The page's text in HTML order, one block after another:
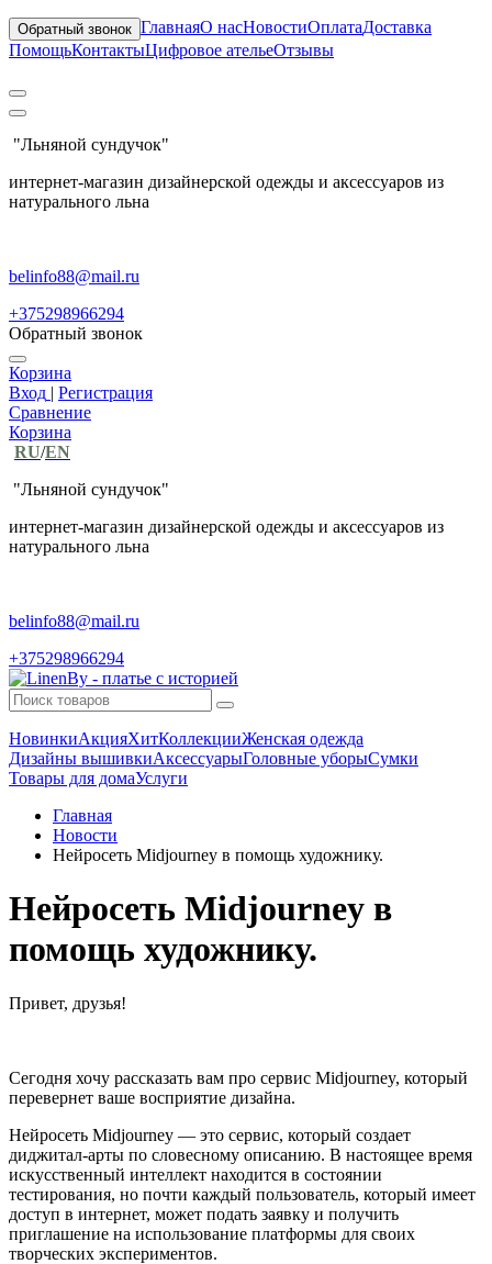
Обратный звонок ГлавнаяО насНовостиОплатаДоставка
ПомощьКонтактыЦифровое ательеОтзывы
"Льняной сундучок"
интернет-магазин дизайнерской одежды и аксессуаров из
натурального льна
belinfo88@mail.ru
+375298966294
Обратный звонок
Корзина
Вход | Регистрация
Сравнение
Корзина
RU/EN
"Льняной сундучок"
интернет-магазин дизайнерской одежды и аксессуаров из
натурального льна
belinfo88@mail.ru
+375298966294
НовинкиАкцияХитКоллекцииЖенская одежда
Дизайны вышивкиАксессуарыГоловные уборыСумки
Товары для домаУслуги
Главная
Новости
Нейросеть Midjourney в помощь художнику.
Нейросеть Midjourney в
помощь художнику.
Привет, друзья!
Сегодня хочу рассказать вам про сервис Midjourney, который
перевернет ваше восприятие дизайна.
Нейросеть Midjourney — это сервис, который создает
диджитал-арты по словесному описанию. В настоящее время
искусственный интеллект находится в состоянии
тестирования, но почти каждый пользователь, который имеет
доступ в интернет, может подать заявку и получить
приглашение на использование платформы для своих
творческих экспериментов.